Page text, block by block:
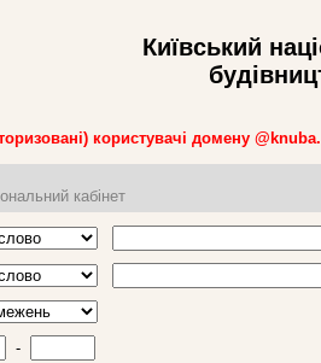
Київський
користувачі домену
кабінет
-